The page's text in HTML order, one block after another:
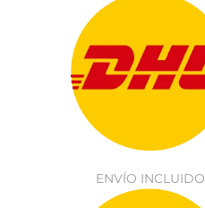
ENVÍO INCLUIDO